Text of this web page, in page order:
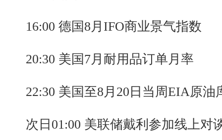
16:00 德国8月IFO商业景气指数
20:30 美国7月耐用品订单月率
22:30 美国至8月20日当周EIA原油
次日01:00 美联储戴利参加线上对